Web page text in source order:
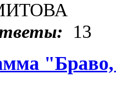
13